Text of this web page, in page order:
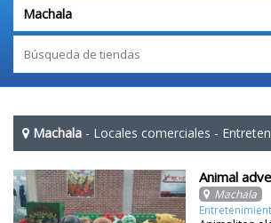
Machala - Locales comerciales -
Animal
Machala